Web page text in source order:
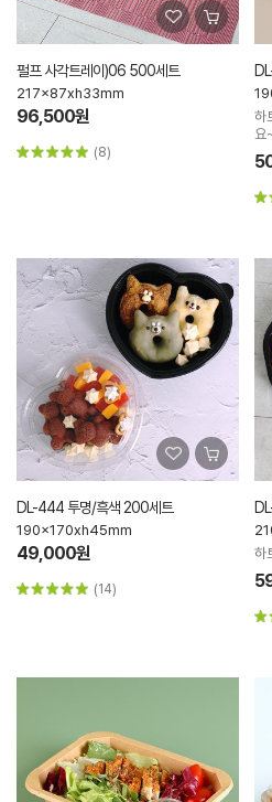
펄프 사각트레이)06 500세트
217x87xh33mm
96,500원
(8)
하
요
DL-444 투명/흑색 200세트
190x170xh45mm
49,000원
(14)
하